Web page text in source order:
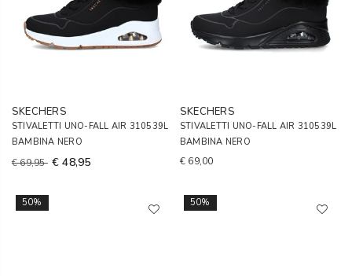
SKECHERS
STIVALETTI UNO-FALL AIR 310539L
BAMBINA NERO
€ 69,95 € 48,95
SKECHERS
STIVALETTI UNO-FALL AIR 310539L
BAMBINA NERO
€ 69,00
50% 50%